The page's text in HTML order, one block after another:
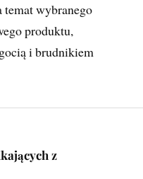
wybranego
produktu,
i brudnikiem
z